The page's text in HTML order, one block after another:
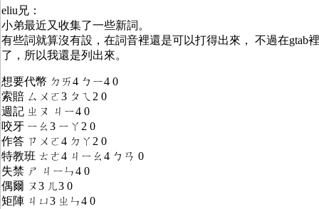
eliu兄：
小弟最近又收集了一些新詞。
有些詞就算沒有設，在詞音裡還是可以打得出來， 不過在gtab
了，所以我還是列出來。
想要代幣 ㄉㄞ4 ㄅㄧ4 0
索賠 ㄙㄨㄛ3 ㄆㄟ2 0
週記 ㄓㄡ ㄐㄧ4 0
咬牙 ㄧㄠ3 ㄧㄚ2 0
作答 ㄗㄨㄛ4 ㄉㄚ2 0
特教班 ㄊㄜ4 ㄐㄧㄠ4 ㄅㄢ 0
失禁 ㄕ ㄐㄧㄣ4 0
偶爾 ㄡ3 ㄦ3 0
矩陣 ㄐㄩ3 ㄓㄣ4 0